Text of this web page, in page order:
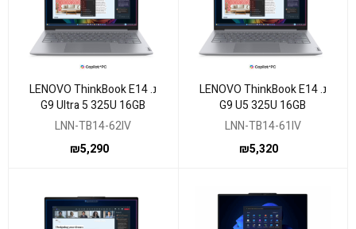
נ. LENOVO ThinkBook E14
G9 U5 325U 16GB
512NVME WIN11P Touch
LNN-TB14-61IV
₪5,320
נ. LENOVO ThinkBook E14
G9 Ultra 5 325U 16GB
512NVME WIN11P 3YOS
LNN-TB14-62IV
₪5,290